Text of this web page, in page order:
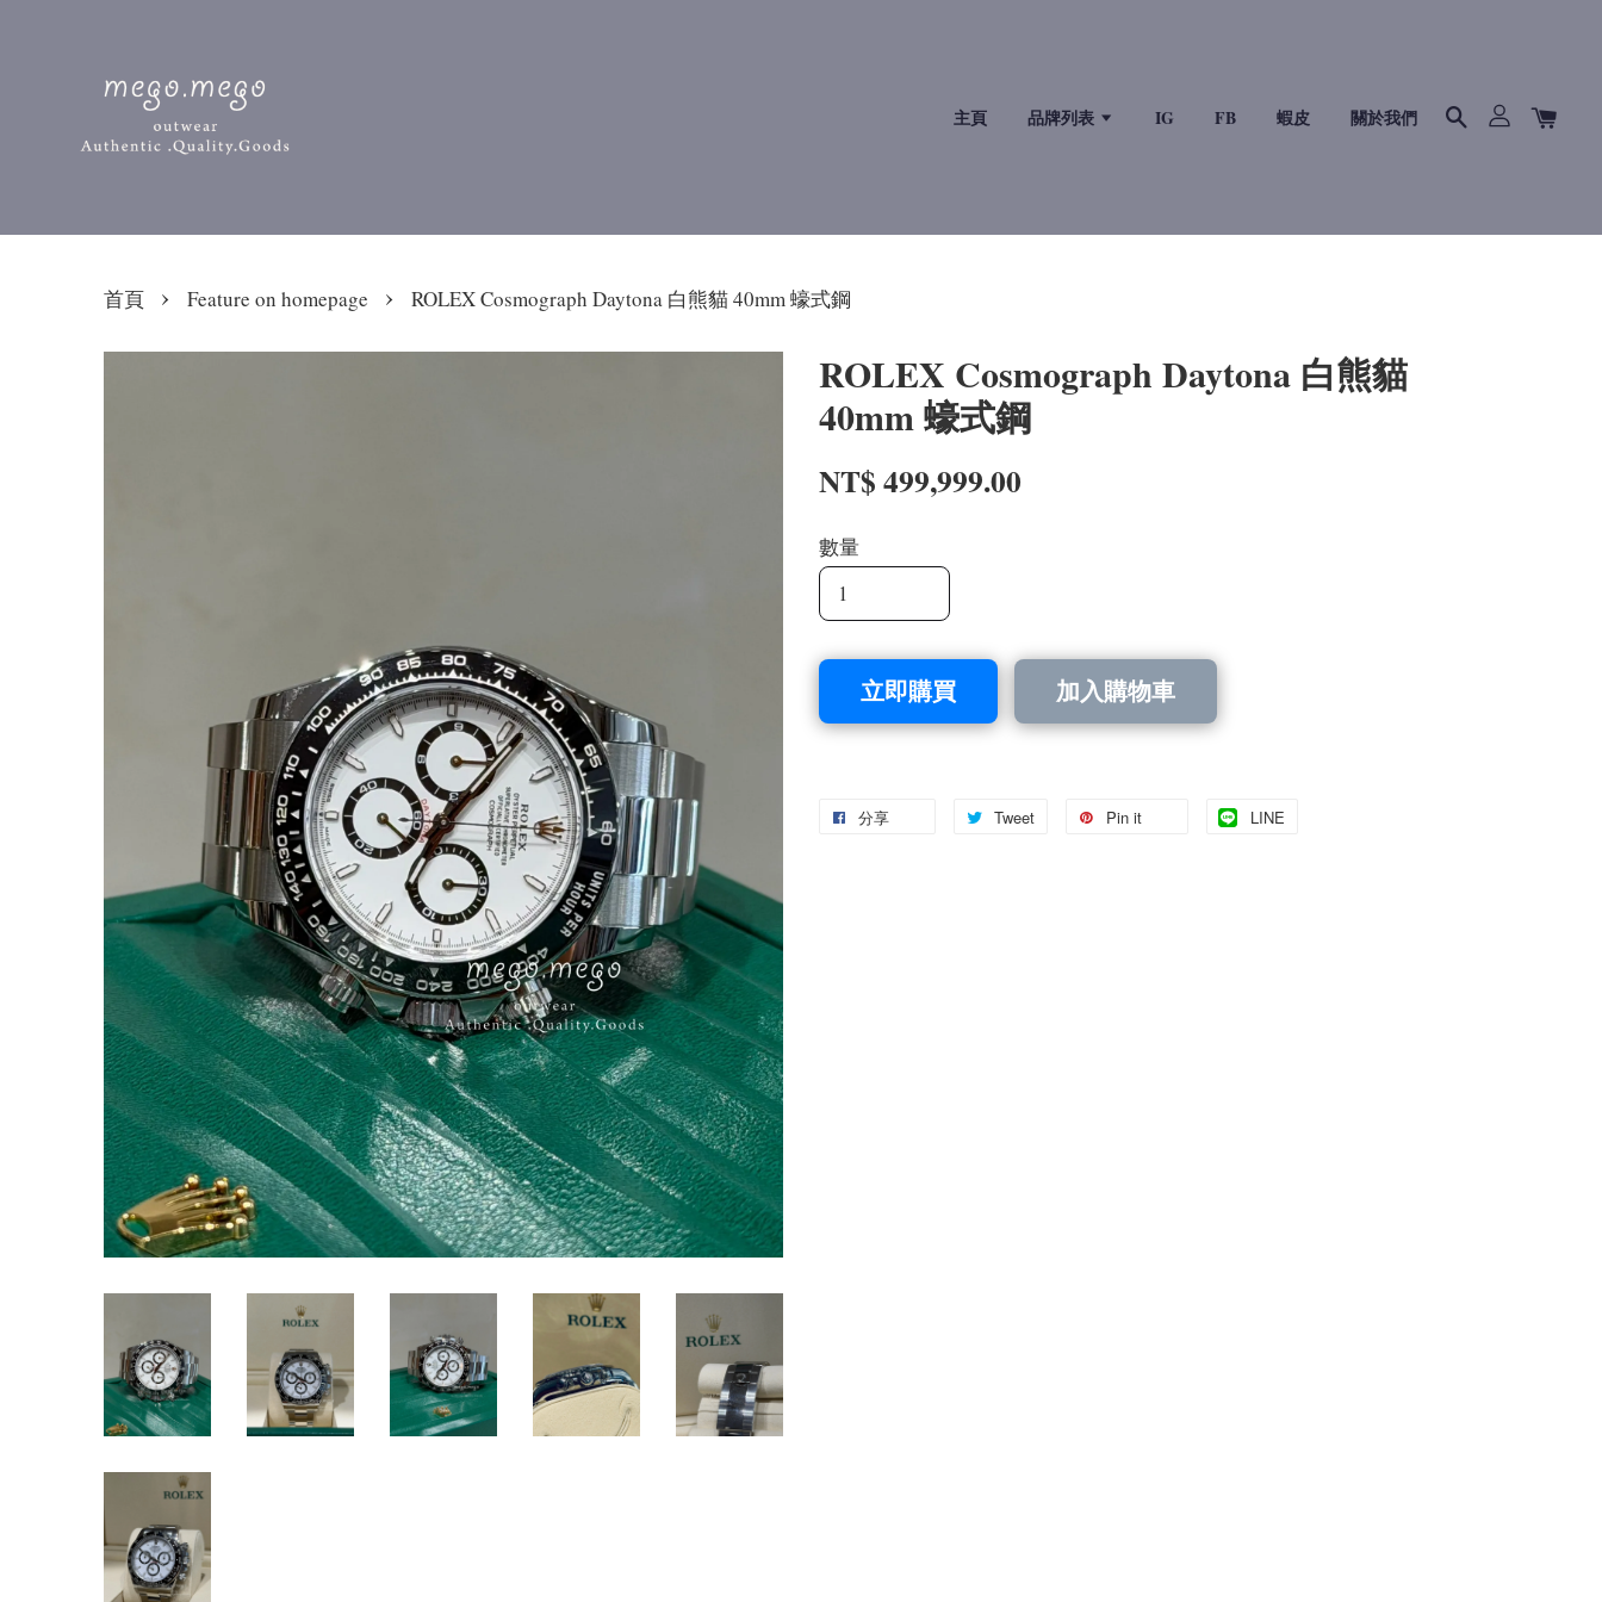
主頁 品牌列表 IG FB 蝦皮 關於我們
首頁 › Feature on homepage › ROLEX Cosmograph Daytona 白熊貓 40mm 蠔式鋼
ROLEX Cosmograph Daytona 白熊貓
40mm 蠔式鋼
NT$ 499,999.00
數量
立即購買 加入購物車
分享 Tweet Pin it LINE